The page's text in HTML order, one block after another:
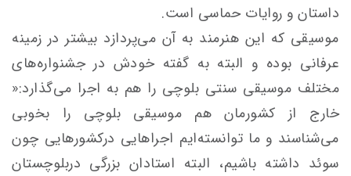
داستان و روایات حماسی است.
موسیقی که این هنرمند به آن می‌پردازد بیشتر در زمینه
عرفانی بوده و البته به گفته خودش در جشنواره‌های
مختلف موسیقی سنتی بلوچی را هم به اجرا می‌گذارد:«
خارج از کشورمان هم موسیقی بلوچی را بخوبی
می‌شناسند و ما توانسته‌ایم اجراهایی درکشورهایی چون
سوئد داشته باشیم، البته استادان بزرگی دربلوچستان